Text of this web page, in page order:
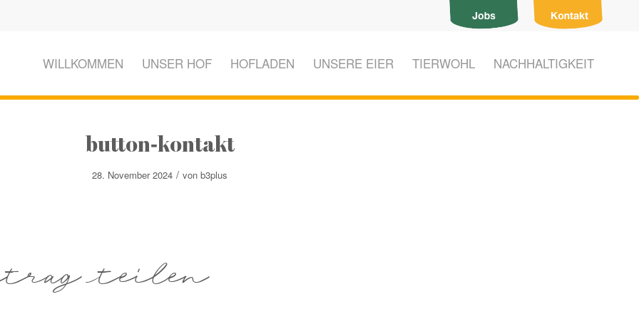
WILLKOMMEN UNSER HOF HOFLADEN UNSERE EIER TIERWOHL NACHHALTIGKEIT
button-kontakt
28. November 2024 / von b3plus
teilen